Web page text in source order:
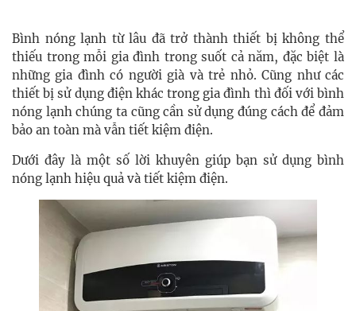
Bình nóng lạnh từ lâu đã trở thành thiết bị không thể
thiếu trong mỗi gia đình trong suốt cả năm, đặc biệt là
những gia đình có người già và trẻ nhỏ. Cũng như các
thiết bị sử dụng điện khác trong gia đình thì đối với bình
nóng lạnh chúng ta cũng cần sử dụng đúng cách để đảm
bảo an toàn mà vẫn tiết kiệm điện.
Dưới đây là một số lời khuyên giúp bạn sử dụng bình
nóng lạnh hiệu quả và tiết kiệm điện.